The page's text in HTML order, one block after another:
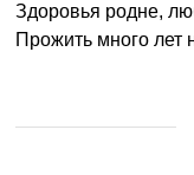
Здоровья родне,
Прожить много лет